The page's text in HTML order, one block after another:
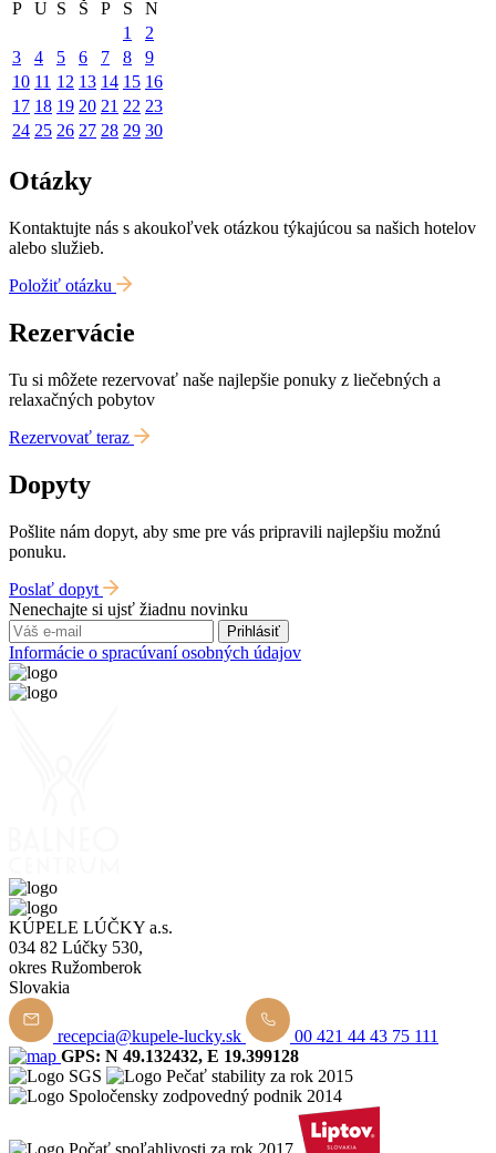
P U S Š P S
N
1
2
3
4 5 6 7 8
9
10 11 12 13 14 15 16
17 18 19 20 21 22 23
24 25 26 27 28 29 30
Otázky
Kontaktujte nás s akoukoľvek otázkou týkajúcou sa našich hotelov
alebo služieb.
Položiť otázku
Rezervácie
Tu si môžete rezervovať naše najlepšie ponuky z liečebných a
relaxačných pobytov
Rezervovať teraz
Dopyty
Pošlite nám dopyt, aby sme pre vás pripravili najlepšiu možnú
ponuku.
Poslať dopyt
Nenechajte si ujsť žiadnu novinku
Prihlásiť
Informácie o spracúvaní osobných údajov
KÚPELE LÚČKY a.s.
034 82 Lúčky 530,
okres Ružomberok
Slovakia
recepcia@kupele-lucky.sk
00 421 44 43 75 111
GPS: N 49.132432, E 19.399128